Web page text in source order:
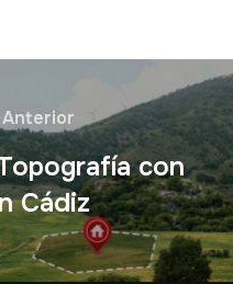
Anterior
con
Cádiz